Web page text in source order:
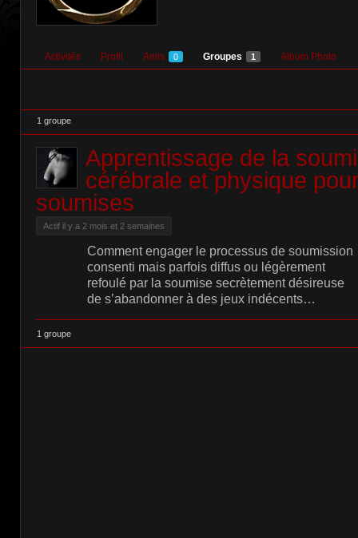
Activités Profil Amis 0 Groupes 1 Album Photo
1 groupe
Apprentissage de la
cérébrale et physique
soumises
Actif il y a 2 mois et 2 semaines
Comment engager le processus de soumission
consenti mais parfois diffus ou légèrement
refoulé par la soumise secrètement désireuse
de s’abandonner à des jeux indécents…
1 groupe